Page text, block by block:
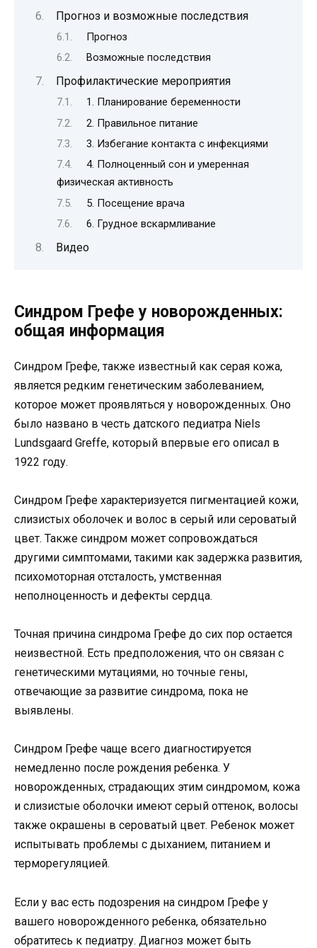
Прогноз и возможные последствия
Прогноз
Возможные последствия
Профилактические мероприятия
1. Планирование беременности
2. Правильное питание
3. Избегание контакта с инфекциями
4. Полноценный сон и умеренная
физическая активность
5. Посещение врача
6. Грудное вскармливание
Видео
Синдром Грефе у новорожденных:
общая информация
Синдром Грефе, также известный как серая кожа,
является редким генетическим заболеванием,
которое может проявляться у новорожденных. Оно
было названо в честь датского педиатра Niels
Lundsgaard Greffe, который впервые его описал в
1922 году.
Синдром Грефе характеризуется пигментацией кожи,
слизистых оболочек и волос в серый или сероватый
цвет. Также синдром может сопровождаться
другими симптомами, такими как задержка развития,
психомоторная отсталость, умственная
неполноценность и дефекты сердца.
Точная причина синдрома Грефе до сих пор остается
неизвестной. Есть предположения, что он связан с
генетическими мутациями, но точные гены,
отвечающие за развитие синдрома, пока не
выявлены.
Синдром Грефе чаще всего диагностируется
немедленно после рождения ребенка. У
новорожденных, страдающих этим синдромом, кожа
и слизистые оболочки имеют серый оттенок, волосы
также окрашены в сероватый цвет. Ребенок может
испытывать проблемы с дыханием, питанием и
терморегуляцией.
Если у вас есть подозрения на синдром Грефе у
вашего новорожденного ребенка, обязательно
обратитесь к педиатру. Диагноз может быть